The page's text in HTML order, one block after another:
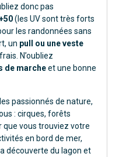
donc pas
(les UV sont très forts
les randonnées sans
un pull ou uneveste
N’oubliez
de marcheet une bonne
passionnés de nature,
: cirques, forêts
que vous trouviez votre
en bord de mer,
découverte du lagon et